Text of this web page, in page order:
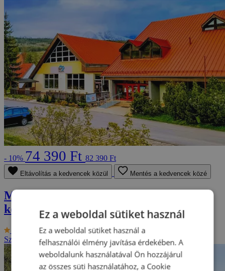
- 10% 74 390 Ft 82 390 Ft
Eltávolítás a kedvencek közül Mentés a kedvencek közé
Magas-tátrai üdülés aquapark
kedvezménnyel
Hotel Rysy ***
Szlovákia - Tátra2 fő részére, 3-tól 8 napig
Ez a weboldal sütiket használ
Ez a weboldal sütiket használ a
felhasználói élmény javítása érdekében. A
weboldalunk használatával Ön hozzájárul
az összes süti használatához, a Cookie